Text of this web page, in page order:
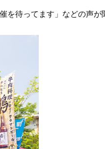
待ってます」などの声が